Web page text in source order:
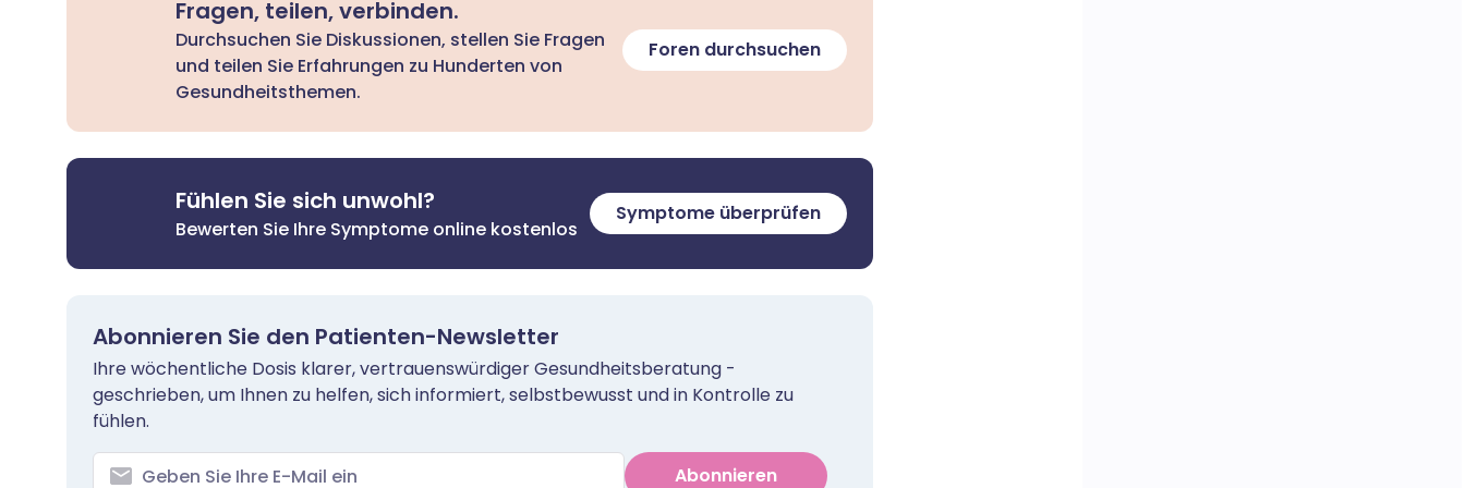
Fragen, teilen, verbinden.
Durchsuchen Sie Diskussionen, stellen Sie Fragen
und teilen Sie Erfahrungen zu Hunderten von
Gesundheitsthemen.
Foren durchsuchen
Fühlen Sie sich unwohl?
Bewerten Sie Ihre Symptome online kostenlos
Symptome überprüfen
Abonnieren Sie den Patienten-Newsletter
Ihre wöchentliche Dosis klarer, vertrauenswürdiger Gesundheitsberatung -
geschrieben, um Ihnen zu helfen, sich informiert, selbstbewusst und in Kontrolle zu
fühlen.
Abonnieren